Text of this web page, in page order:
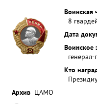
Воинская
8
Дата
Воинское
Кто
Архив ЦАМО